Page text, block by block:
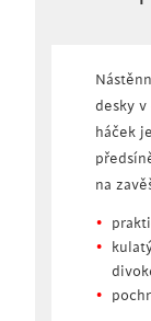
desky
háček
na